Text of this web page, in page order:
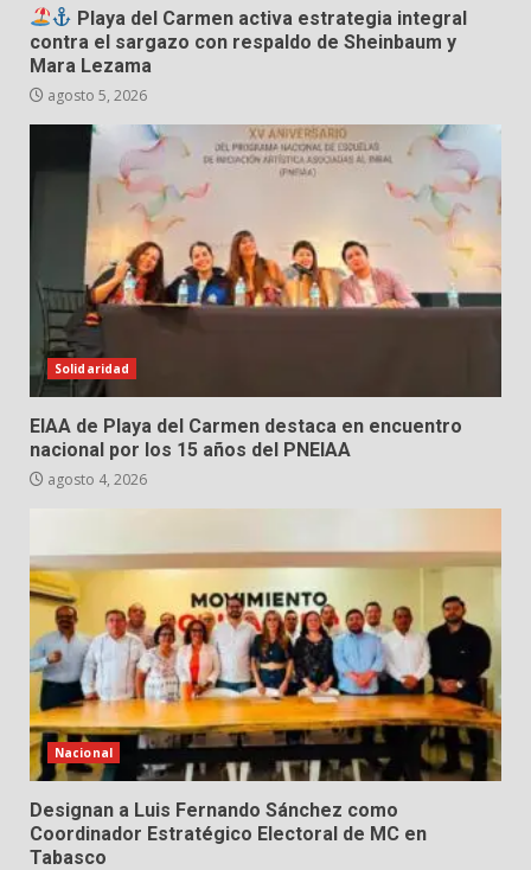
Playa del Carmen activa estrategia integral
contra el sargazo con respaldo de Sheinbaum y
Mara Lezama
agosto 5, 2026
Solidaridad
EIAA de Playa del Carmen destaca en encuentro
nacional por los 15 años del PNEIAA
agosto 4, 2026
Nacional
Designan a Luis Fernando Sánchez como
Coordinador Estratégico Electoral de MC en
Tabasco